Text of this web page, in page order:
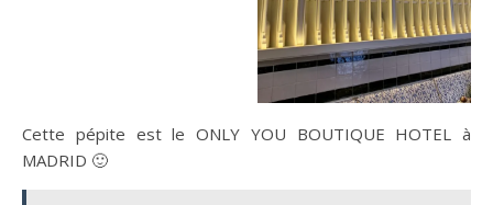
Cette pépite est le ONLY YOU BOUTIQUE HOTEL à
MADRID 🙂